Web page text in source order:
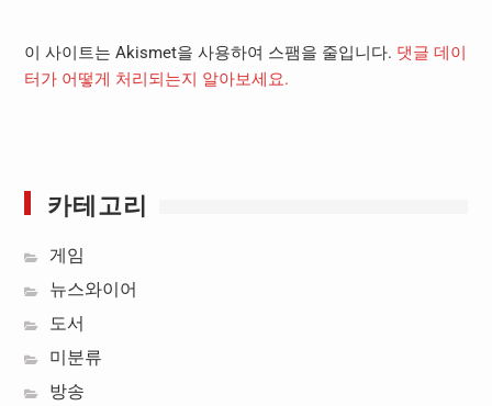
이 사이트는 Akismet을 사용하여 스팸을 줄입니다. 댓글 데이
터가 어떻게 처리되는지 알아보세요.
카테고리
게임
뉴스와이어
도서
미분류
방송